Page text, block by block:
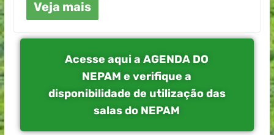
Veja mais
Acesse aqui a AGENDA DO
NEPAM e verifique a
disponibilidade de utilização das
salas do NEPAM